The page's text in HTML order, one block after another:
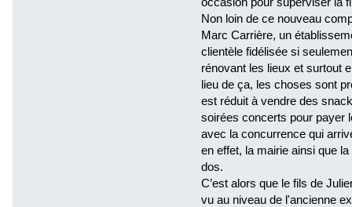
Non loin de ce nouveau
Marc Carrière, un
clientèle fidélisée si
rénovant les lieux et surtout
lieu de ça, les choses sont
est réduit à vendre des
soirées concerts pour payer
avec la concurrence qui
en effet, la mairie ainsi que
dos.
C’est alors que le fils de
vu au niveau de l'ancienne